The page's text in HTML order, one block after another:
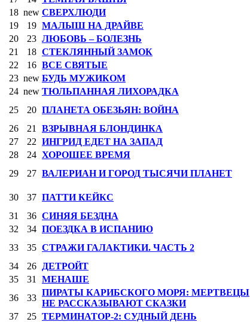
18 new СВЕРХЛЮДИ
19
19 МАЛЫШ НА ДРАЙВЕ
20
23 ЛЮБОВЬ – БОЛЕЗНЬ
21
18 СТЕКЛЯННЫЙ ЗАМОК
22
16 ВСЕ СВЯТЫЕ
23 new БУДЬ МУЖИКОМ
24 new ТЮЛЬПАННАЯ ЛИХОРАДКА
25
20 ПЛАНЕТА ОБЕЗЬЯН: ВОЙНА
26
21 ВЗРЫВНАЯ БЛОНДИНКА
27
22 ИНГРИД ЕДЕТ НА ЗАПАД
28
24 ХОРОШЕЕ ВРЕМЯ
29
27 ВАЛЕРИАН И ГОРОД ТЫСЯЧИ ПЛАНЕТ
30 37 ПАТТИ КЕЙКС
31
36 СИНЯЯ БЕЗДНА
32
34 ПОЕЗДКА В ИСПАНИЮ
33
35 СТРАЖИ ГАЛАКТИКИ. ЧАСТЬ 2
34
26 ДЕТРОЙТ
35
31 МЕНАШЕ
36
33
ПИРАТЫ КАРИБСКОГО МОРЯ: МЕРТВЕЦЫ
НЕ РАССКАЗЫВАЮТ СКАЗКИ
37
25 ТЕРМИНАТОР-2: СУДНЫЙ ДЕНЬ